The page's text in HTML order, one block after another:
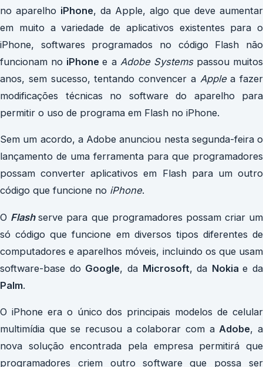
no aparelho iPhone, da Apple, algo que deve aumentar
em muito a variedade de aplicativos existentes para o
iPhone, softwares programados no código Flash não
funcionam no iPhonee a Adobe Systems passou muitos
anos, sem sucesso, tentando convencer a Applea fazer
modificações técnicas no software do aparelho para
permitir o uso de programa em Flash no iPhone.
Sem um acordo, a Adobe anunciou nesta segunda-feira o
lançamento de uma ferramenta para que programadores
possam converter aplicativos em Flash para um outro
código que funcione no iPhone.
O Flashserve para que programadores possam criar um
só código que funcione em diversos tipos diferentes de
computadores e aparelhos móveis, incluindo os que usam
software-base do Google, da Microsoft, da Nokiae da
Palm.
O iPhone era o único dos principais modelos de celular
multimídia que se recusou a colaborar com aAdobe, a
nova solução encontrada pela empresa permitirá que
programadores criem outro software que possa ser